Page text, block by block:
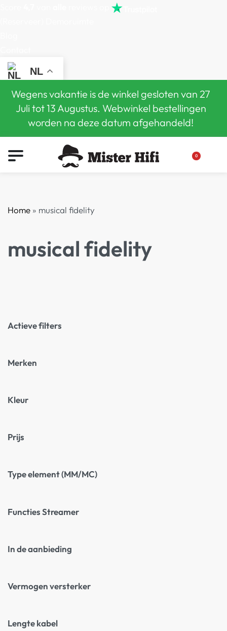
NL
Wegens vakantie is de winkel gesloten van 27
Juli tot 13 Augustus. Webwinkel bestellingen
worden na deze datum afgehandeld!
0
Home » musical fidelity
musical fidelity
Actieve filters
Merken
Kleur
Prijs
Type element (MM/MC)
Functies Streamer
In de aanbieding
Vermogen versterker
Lengte kabel